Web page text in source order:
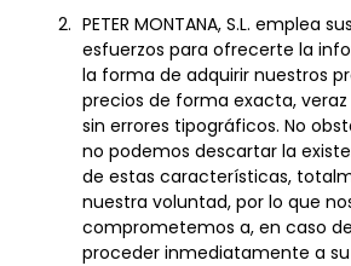
PETER MONTANA, S.L. emplea
esfuerzos para ofrecerte la
la forma de adquirir nuestros
precios de forma exacta,
sin errores tipográficos. No
no podemos descartar la
de estas características,
nuestra voluntad, por lo que
comprometemos a, en caso
proceder inmediatamente a